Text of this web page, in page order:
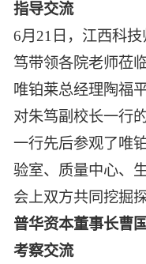
唯产品
美妆护肤
健康食品
生物基新材料
生物制药
其他
唯创新
智能生物乐高平台
鸿鹄实验室
唯责任
可持续发展
社会责任
联系我们
指导交流
6月21日，江西科
笃带领各院老师莅
唯铂莱总经理陶福
对朱笃副校长一行
一行先后参观了唯
验室、质量中心、
会上双方共同挖掘
普华资本董事长曹
考察交流